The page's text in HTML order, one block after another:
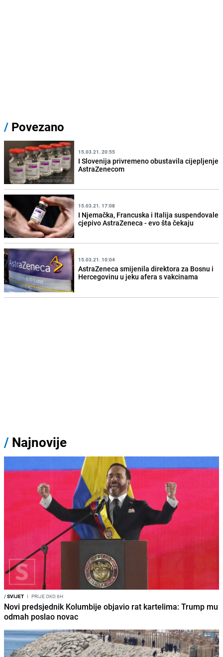
/ Povezano
15.03.21. 20:55
I Slovenija privremeno obustavila cijepljenje
AstraZenecom
15.03.21. 17:08
I Njemačka, Francuska i Italija suspendovale
cjepivo AstraZeneca - evo šta čekaju
15.03.21. 10:04
AstraZeneca smijenila direktora za Bosnu i
Hercegovinu u jeku afera s vakcinama
/ Najnovije
/SVIJET I PRIJE OKO 6H
Novi predsjednik Kolumbije objavio rat kartelima: Trump mu
odmah poslao novac